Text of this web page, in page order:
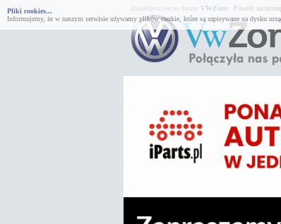
Pliki cookies...
Informujemy, że w naszym serwisie używamy plików cookie, które są zapisywane na dysku
Znajdujesz się na forum VWZone. Powrót na